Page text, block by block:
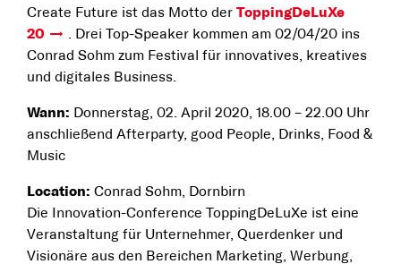
Create Future ist das Motto der ToppingDeLuXe
20
. Drei Top-Speaker kommen am 02/04/20 ins
Conrad Sohm zum Festival für innovatives, kreatives
und digitales Business.
Wann: Donnerstag, 02. April 2020, 18.00 – 22.00 Uhr
anschließend Afterparty, good People, Drinks, Food &
Music
Location: Conrad Sohm, Dornbirn
Die Innovation-Conference ToppingDeLuXe ist eine
Veranstaltung für Unternehmer, Querdenker und
Visionäre aus den Bereichen Marketing, Werbung,